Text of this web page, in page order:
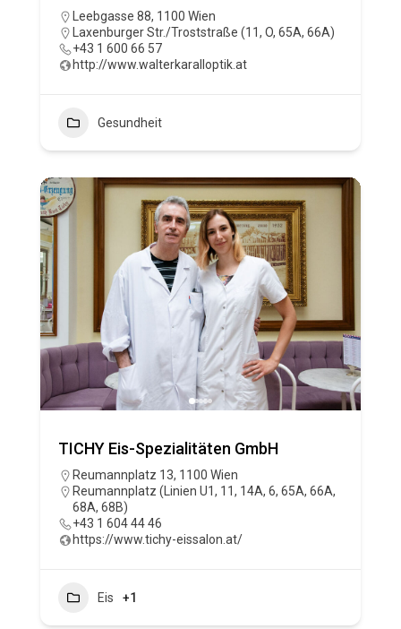
Leebgasse 88, 1100 Wien
Laxenburger Str./Troststraße (11, O, 65A, 66A)
+43 1 600 66 57
http://www.walterkaralloptik.at
Gesundheit
TICHY Eis-Spezialitäten GmbH
Reumannplatz 13, 1100 Wien
Reumannplatz (Linien U1, 11, 14A, 6, 65A, 66A,
68A, 68B)
+43 1 604 44 46
https://www.tichy-eissalon.at/
Eis +1